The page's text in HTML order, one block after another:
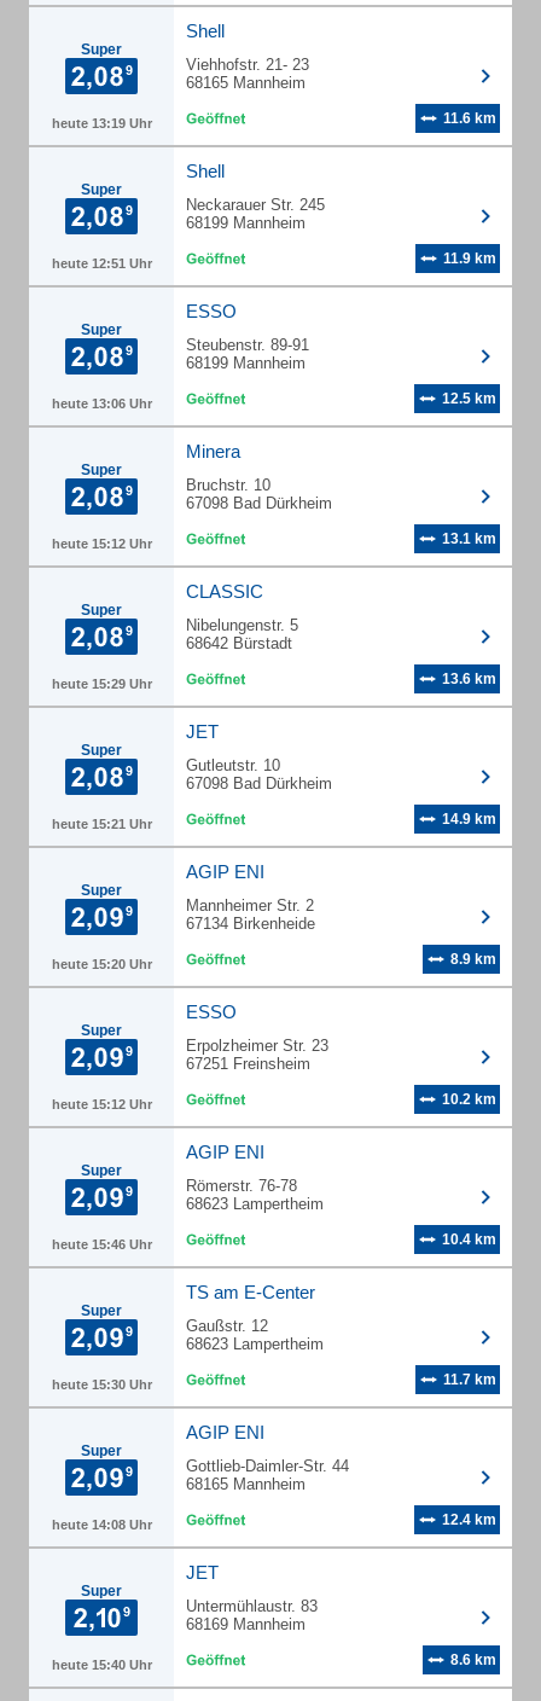
Super
heute 13:19 Uhr
Shell
Viehhofstr. 21- 23
68165 Mannheim
11.6 km
Super
heute 12:51 Uhr
Shell
Neckarauer Str. 245
68199 Mannheim
11.9 km
Super
heute 13:06 Uhr
ESSO
Steubenstr. 89-91
68199 Mannheim
12.5 km
Super
heute 15:12 Uhr
Minera
Bruchstr. 10
67098 Bad Dürkheim
13.1 km
Super
heute 15:29 Uhr
CLASSIC
Nibelungenstr. 5
68642 Bürstadt
13.6 km
Super
heute 15:21 Uhr
JET
Gutleutstr. 10
67098 Bad Dürkheim
14.9 km
Super
heute 15:20 Uhr
AGIP ENI
Mannheimer Str. 2
67134 Birkenheide
8.9 km
Super
heute 15:12 Uhr
ESSO
Erpolzheimer Str. 23
67251 Freinsheim
10.2 km
Super
heute 15:46 Uhr
AGIP ENI
Römerstr. 76-78
68623 Lampertheim
10.4 km
Super
heute 15:30 Uhr
TS am E-Center
Gaußstr. 12
68623 Lampertheim
11.7 km
Super
heute 14:08 Uhr
AGIP ENI
Gottlieb-Daimler-Str. 44
68165 Mannheim
12.4 km
Super
heute 15:40 Uhr
JET
Untermühlaustr. 83
68169 Mannheim
8.6 km